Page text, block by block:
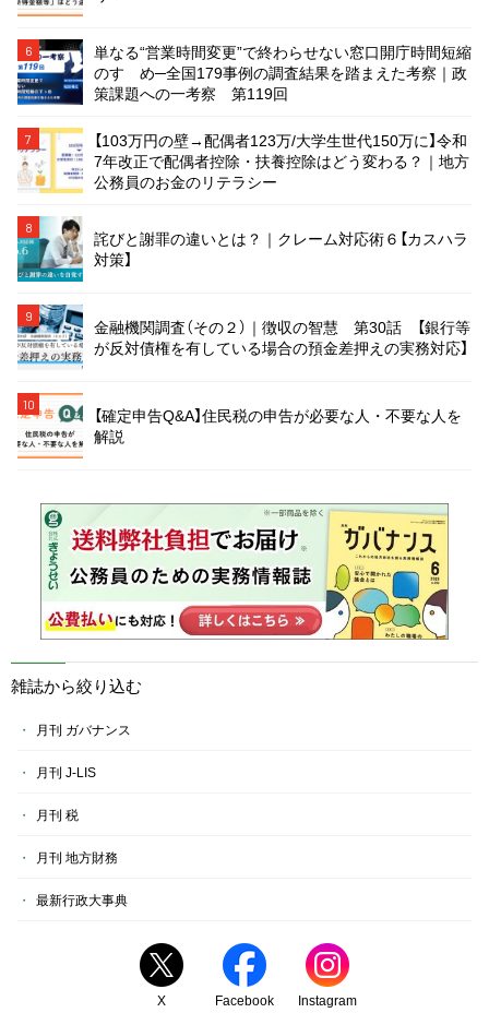
6
単なる“営業時間変更”で終わらせない窓口開庁時間短縮
のすゝめ─全国179事例の調査結果を踏まえた考察｜政
策課題への一考察 第119回
7
【103万円の壁→配偶者123万/大学生世代150万に】令和
7年改正で配偶者控除・扶養控除はどう変わる？｜地方
公務員のお金のリテラシー
8
詫びと謝罪の違いとは？｜クレーム対応術６【カスハラ
対策】
9
金融機関調査（その２）｜徴収の智慧 第30話 【銀行等
が反対債権を有している場合の預金差押えの実務対応】
10
【確定申告Q&A】住民税の申告が必要な人・不要な人を
解説
雑誌から絞り込む
月刊 ガバナンス
月刊 J-LIS
月刊 税
月刊 地方財務
最新行政大事典
X Facebook Instagram